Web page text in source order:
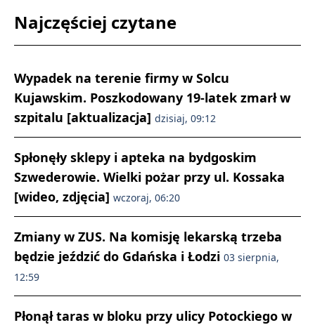
Najczęściej czytane
Wypadek na terenie firmy w Solcu
Kujawskim. Poszkodowany 19-latek zmarł w
szpitalu [aktualizacja] dzisiaj, 09:12
Spłonęły sklepy i apteka na bydgoskim
Szwederowie. Wielki pożar przy ul. Kossaka
[wideo, zdjęcia] wczoraj, 06:20
Zmiany w ZUS. Na komisję lekarską trzeba
będzie jeździć do Gdańska i Łodzi 03 sierpnia,
12:59
Płonął taras w bloku przy ulicy Potockiego w